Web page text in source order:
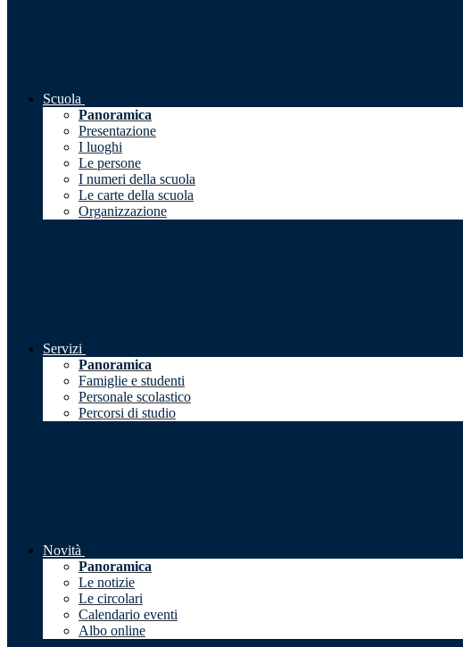
Scuola
Panoramica
Presentazione
I luoghi
Le persone
I numeri della scuola
Le carte della scuola
Organizzazione
Servizi
Panoramica
Famiglie e studenti
Personale scolastico
Percorsi di studio
Novità
Panoramica
Le notizie
Le circolari
Calendario eventi
Albo online